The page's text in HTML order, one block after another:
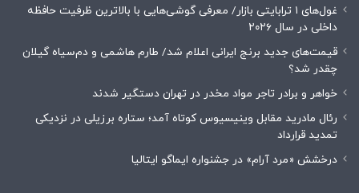
غول‌های ۱ ترابایتی بازار/ معرفی گوشی‌هایی با بالاترین ظرفیت حافظه
داخلی در سال ۲۰۲۶
قیمت‌های جدید برنج ایرانی اعلام شد/ طارم هاشمی و دم‌سیاه گیلان
چقدر شد؟
خواهر و برادر تاجر مواد مخدر در تهران دستگیر شدند
رئال مادرید مقابل وینیسیوس کوتاه آمد؛ ستاره برزیلی در نزدیکی
تمدید قرارداد
درخشش «مرد آرام» در جشنواره ایماگو ایتالیا